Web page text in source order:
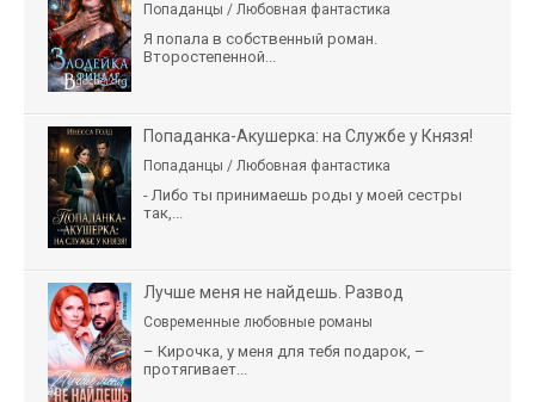
Попаданцы / Любовная фантастика
Я попала в собственный роман.
Второстепенной...
Попаданка-Акушерка: на Службе у Князя!
Попаданцы / Любовная фантастика
- Либо ты принимаешь роды у моей сестры
так,...
Лучше меня не найдешь. Развод
Современные любовные романы
– Кирочка, у меня для тебя подарок, –
протягивает...